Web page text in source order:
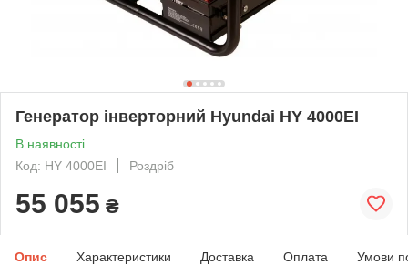
Генератор інверторний Hyundai HY 4000EI
В наявності
Код: HY 4000EI
Роздріб
55 055 ₴
Опис Характеристики Доставка Оплата Умови